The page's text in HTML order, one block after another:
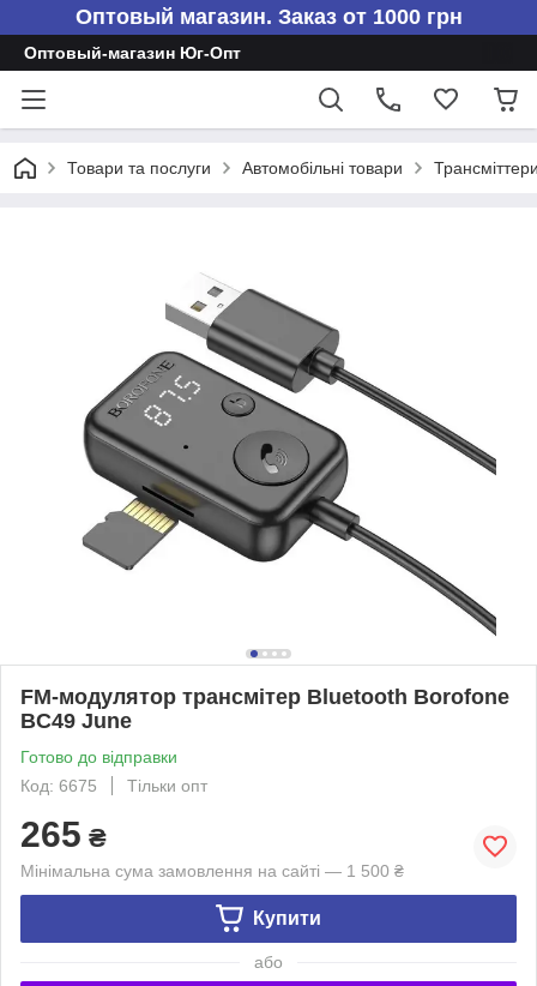
Оптовый магазин. Заказ от 1000 грн
Оптовый-магазин Юг-Опт
Товари та послуги Автомобільні товари
FM-модулятор трансмітер Bluetooth Borofone
BC49 June
Готово до відправки
Код: 6675
Тільки опт
265 ₴
Мінімальна сума замовлення на сайті — 1 500 ₴
Купити
або